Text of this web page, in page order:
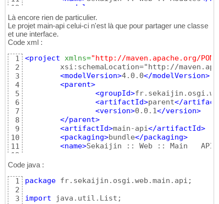
31
33
34
<version
</dependencies
</project >
12
13
14
15
16
17
18
19
20
21
22
23
24
25
26
27
28
30
31
32
<modules
<module
<module>user</module>
<dependencies >
<dependency
<groupId>
<version>0.0.1</
<scope>provided</
</dependency >
<dependency
<groupId>
<artifactId>
<version
2.5</
</project >
Là encore rien de particulier.
Le projet main-api celui-ci n'est là que pour partager une classe
et une interface.
Code xml :
1
2
3
4
5
6
7
8
9
10
11
12
13
15
16
17
<project xmlns="http://maven.apache.org/
<modelVersion>4.0.0</modelVersion>
<parent>
<groupId>
<artifactId>parent</
<version>0.0.1</version>
</parent>
<artifactId>main-api</artifactId>
<packaging>bundle</packaging>
<name>Sekaijin :: Web :: Main   API
<plugin>
Code java :
1
2
3
package fr.sekaijin.osgi.web.main.api;
import java.util.List;